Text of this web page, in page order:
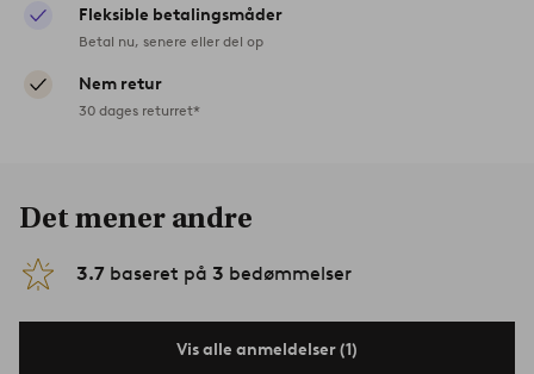
Fleksible betalingsmåder
Betal nu, senere eller del op
Nem retur
30 dages returret*
Det mener andre
3.7 baseret på 3 bedømmelser
Vis alle anmeldelser (1)